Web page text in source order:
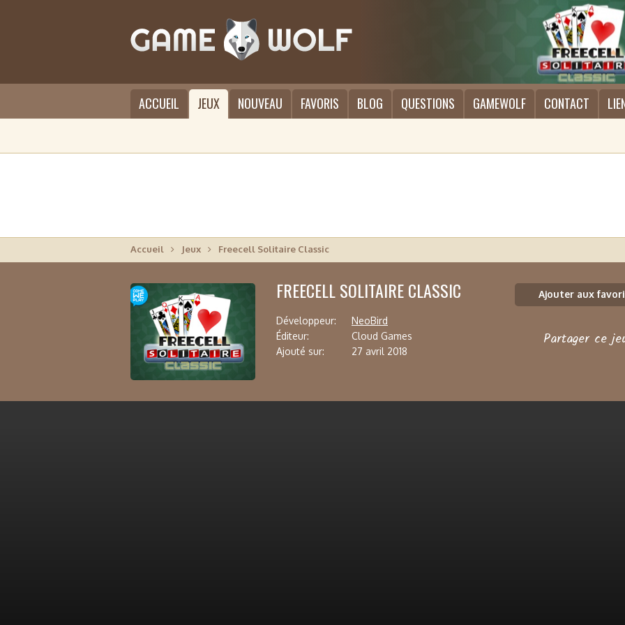
ACCUEIL JEUX NOUVEAU FAVORIS BLOG QUESTIONS GAMEWOLF CONTACT
Accueil Jeux Freecell Solitaire Classic
FREECELL SOLITAIRE CLASSIC
Développeur:
NeoBird
Éditeur:
Cloud Games
Ajouté sur:
27 avril 2018
Ajouter aux
Partager ce